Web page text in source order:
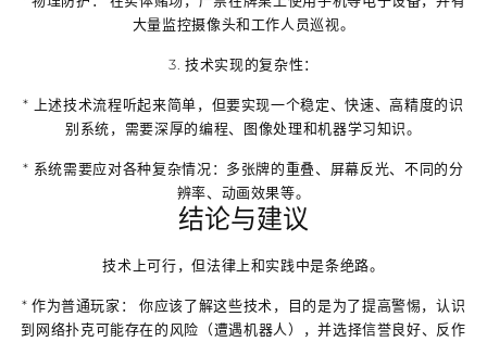
大量监控摄像头和工作人员巡视。
3.技术实现的复杂性：
* 上述技术流程听起来简单，但要实现一个稳定、快速、高精度的识
别系统，需要深厚的编程、图像处理和机器学习知识。
* 系统需要应对各种复杂情况：多张牌的重叠、屏幕反光、不同的分
辨率、动画效果等。
结论与建议
技术上可行，但法律上和实践中是条绝路。
* 作为普通玩家： 你应该了解这些技术，目的是为了提高警惕，认识
到网络扑克可能存在的风险（遭遇机器人），并选择信誉良好、反作